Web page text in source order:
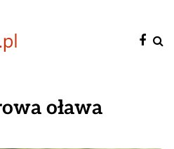
oława